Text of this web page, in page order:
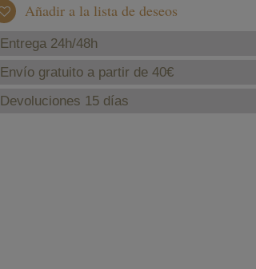
Añadir a la lista de deseos
Entrega 24h/48h
Envío gratuito a partir de 40€
Devoluciones 15 días